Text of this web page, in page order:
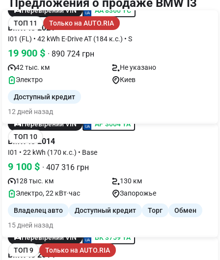
Предложения о продаже BMW I3
Перевірений VIN
AA 8360 YC
ТОП 11
Только на AUTO.RIA
BMW I3 2021
I01 (FL) • 42 kWh E-Drive AT (184 к.с.) • S
19 900 $ · 890 724 грн
42 тыс. км
Не указано
Электро
Киев
Доступный кредит
12 дней назад
Перевірений VIN
AP 3004 YA
ТОП 10
BMW I3 2014
I01 • 22 kWh (170 к.с.) • Base
9 100 $ · 407 316 грн
128 тыс. км
130 км
Электро, 22 кВт·час
Запорожье
Владелец авто Доступный кредит Торг
Обмен
15 дней назад
Перевірений VIN
BK 3759 YA
ТОП 9
Только на AUTO.RIA
BMW I3 2014